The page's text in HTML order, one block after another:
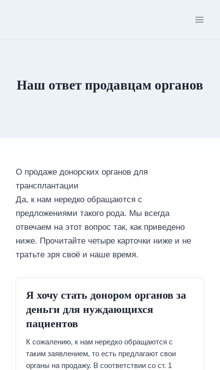
Наш ответ продавцам органов
О продаже донорских органов для
трансплантации
Да, к нам нередко обращаются с
предложениями такого рода. Мы всегда
отвечаем на этот вопрос так, как приведено
ниже. Прочитайте четыре карточки ниже и не
тратьте зря своё и наше время.
Я хочу стать донором органов за
деньги для нуждающихся
пациентов
К сожалению, к нам нередко обращаются с
таким заявлением, то есть предлагают свои
органы на продажу. В соответствии со ст. 1